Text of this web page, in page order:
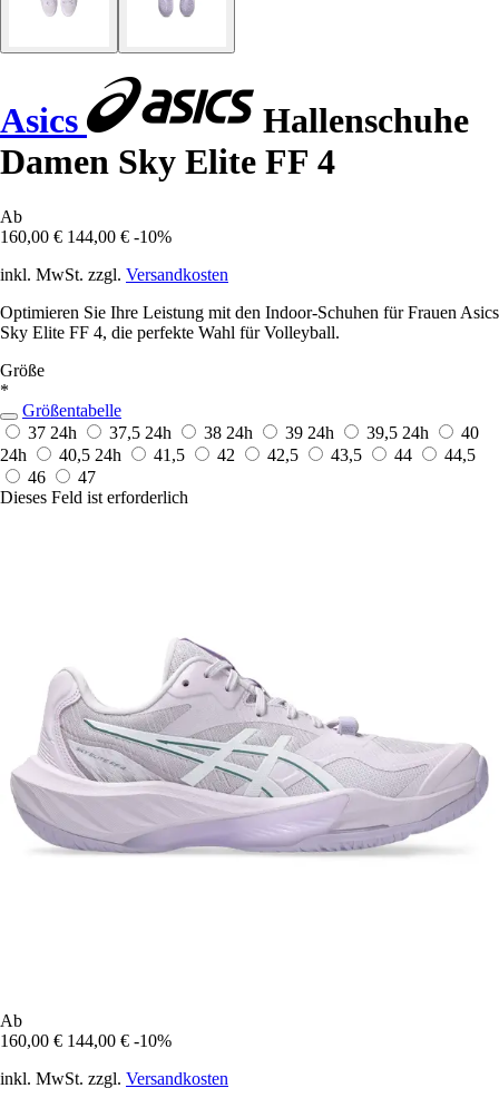
Asics
Hallenschuhe
Damen Sky Elite FF 4
Ab
160,00 € 144,00 € -10%
inkl. MwSt. zzgl. Versandkosten
Optimieren Sie Ihre Leistung mit den Indoor-Schuhen für Frauen Asics
Sky Elite FF 4, die perfekte Wahl für Volleyball.
Größe
*
Größentabelle
37 24h 37,5 24h 38 24h 39 24h 39,5 24h
40
24h
40,5 24h 41,5 42 42,5 43,5 44
44,5
46
47
Dieses Feld ist erforderlich
Ab
160,00 € 144,00 € -10%
inkl. MwSt. zzgl. Versandkosten